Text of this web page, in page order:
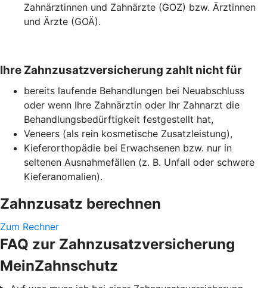
Zahnärztinnen und Zahnärzte (GOZ) bzw. Ärztinnen
und Ärzte (GOÄ).
Ihre Zahnzusatzversicherung zahlt nicht für
bereits laufende Behandlungen bei Neuabschluss
oder wenn Ihre Zahnärztin oder Ihr Zahnarzt die
Behandlungsbedürftigkeit festgestellt hat,
Veneers (als rein kosmetische Zusatzleistung),
Kieferorthopädie bei Erwachsenen bzw. nur in
seltenen Ausnahmefällen (z. B. Unfall oder schwere
Kieferanomalien).
Zahnzusatz berechnen
Zum Rechner
FAQ zur Zahnzusatzversicherung
MeinZahnschutz